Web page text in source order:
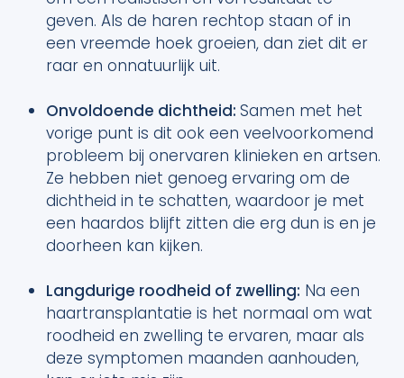
geven. Als de haren rechtop staan of in
een vreemde hoek groeien, dan ziet dit er
raar en onnatuurlijk uit.
Onvoldoende dichtheid: Samen met het
vorige punt is dit ook een veelvoorkomend
probleem bij onervaren klinieken en artsen.
Ze hebben niet genoeg ervaring om de
dichtheid in te schatten, waardoor je met
een haardos blijft zitten die erg dun is en je
doorheen kan kijken.
Langdurige roodheid of zwelling: Na een
haartransplantatie is het normaal om wat
roodheid en zwelling te ervaren, maar als
deze symptomen maanden aanhouden,